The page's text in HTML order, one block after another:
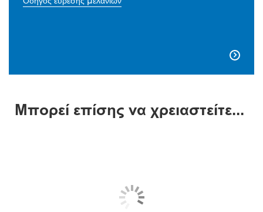

Μπορεί επίσης να χρειαστείτε...